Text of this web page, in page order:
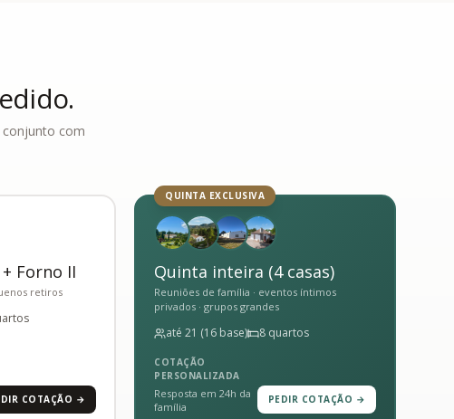
conjunto com
Forno II
retiros
COTAÇÃO →
QUINTA EXCLUSIVA
Quinta inteira (4 casas)
Reuniões de família · eventos íntimos
privados · grupos grandes
até 21 (16 base) 8 quartos
COTAÇÃO
PERSONALIZADA
Resposta em 24h da
família
PEDIR COTAÇÃO →